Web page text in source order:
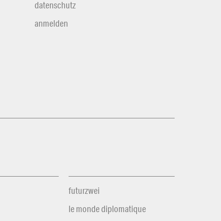
datenschutz
anmelden
futurzwei
le monde diplomatique